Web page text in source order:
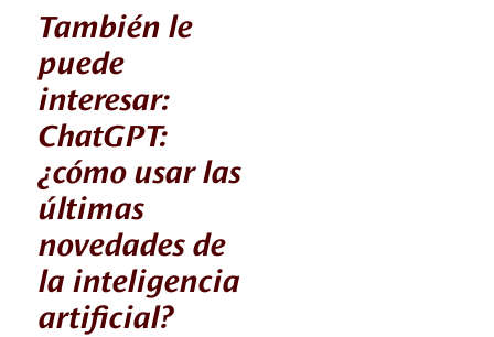
También le
puede
interesar:
ChatGPT:
¿cómo usar las
últimas
novedades de
la inteligencia
artificial?